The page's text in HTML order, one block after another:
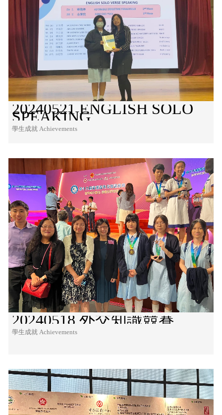
20240521 ENGLISH SOLO
SPEAKING
學生成就 Achievements
20240518 外交知識競賽
學生成就 Achievements